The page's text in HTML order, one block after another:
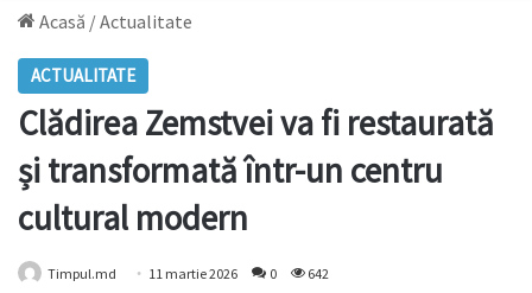
Acasă /Actualitate
ACTUALITATE
Clădirea Zemstvei va fi restaurată
și transformată într-un centru
cultural modern
Timpul.md 11 martie 2026 0 642